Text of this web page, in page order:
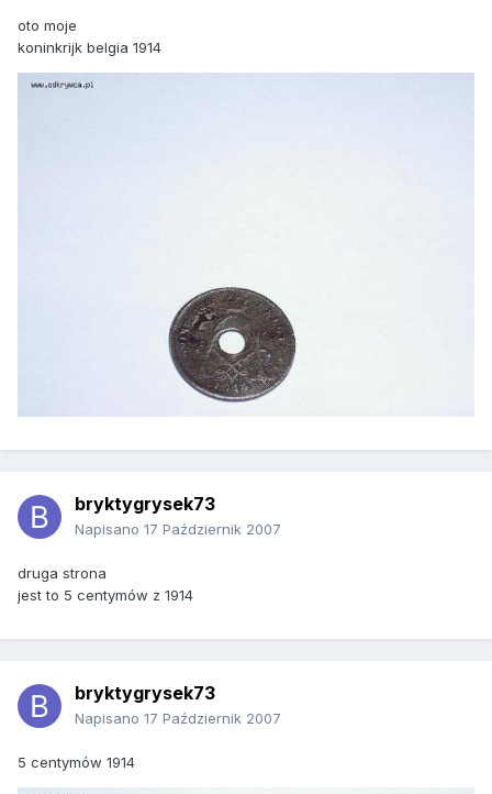
oto moje
koninkrijk belgia 1914
bryktygrysek73
Napisano 17 Październik 2007
druga strona
jest to 5 centymów z 1914
bryktygrysek73
Napisano 17 Październik 2007
5 centymów 1914